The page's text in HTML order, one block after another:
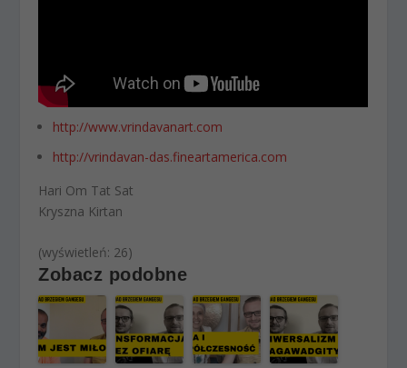
http://www.vrindavanart.com
http://vrindavan-das.fineartamerica.com
Hari Om Tat Sat
Kryszna Kirtan
(wyświetleń: 26)
Zobacz podobne